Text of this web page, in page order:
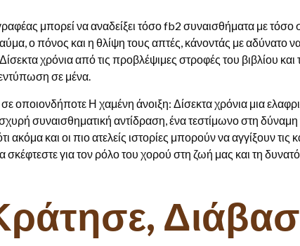
μπορεί να αναδείξει τόσο fb2 συναισθήματα με
ο πόνος και η θλίψη τους απτές, κάνοντάς με
χρόνια από τις προβλέψιμες στροφές του βιβλίου και
σε μένα.
οποιονδήποτε Η χαμένη άνοιξη: Δίσεκτα χρόνια μια
συναισθηματική αντίδραση, ένα τεστίμωνο στη
και οι πιο ατελείς ιστορίες μπορούν να αγγίξουν
για τον ρόλο του χορού στη ζωή μας και τη